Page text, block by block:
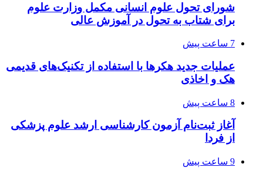
شورای تحول علوم انسانی مکمل وزارت علوم
برای شتاب به تحول در آموزش عالی
7 ساعت پیش
عملیات جدید هکرها با استفاده از تکنیک‌های قدیمی
هک و اخاذی
8 ساعت پیش
آغاز ثبت‌نام‌ آزمون کارشناسی ارشد علوم پزشکی
از فردا
9 ساعت پیش